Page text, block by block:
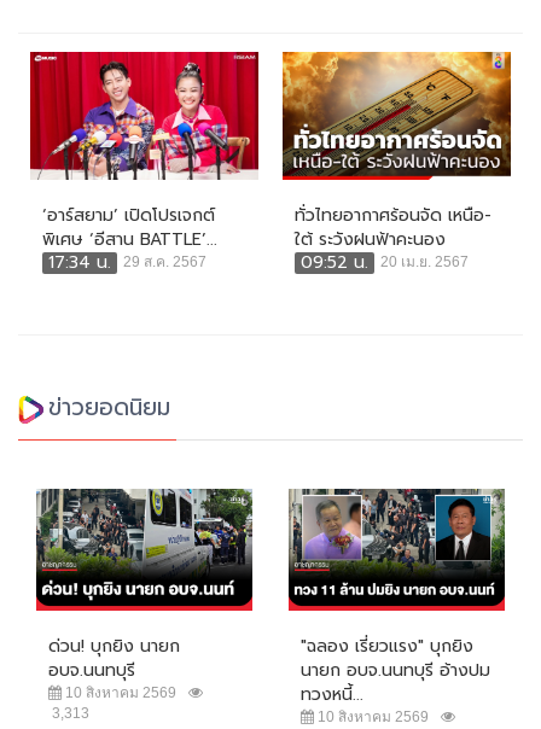
‘อาร์สยาม’ เปิดโปรเจกต์
พิเศษ ‘อีสาน BATTLE’...
17:34 น.
29 ส.ค. 2567
ทั่วไทยอากาศร้อนจัด เหนือ-
ใต้ ระวังฝนฟ้าคะนอง
09:52 น.
20 เม.ย. 2567
ข่าวยอดนิยม
ด่วน! บุกยิง นายก
อบจ.นนทบุรี
10 สิงหาคม 2569
3,313
"ฉลอง เรี่ยวแรง" บุกยิง
นายก อบจ.นนทบุรี อ้างปม
ทวงหนี้...
10 สิงหาคม 2569